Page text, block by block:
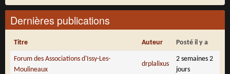
Dernières publications
Titre Auteur Posté il y a
Forum des Associations d'Issy-Les-
Moulineaux
drplalixus
2 semaines 2
jours